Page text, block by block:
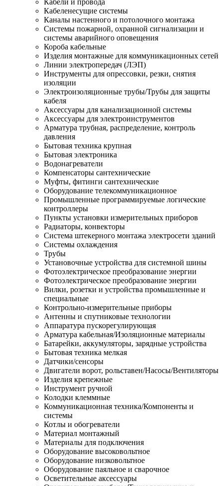
Кабеленесущие системы
Каналы настенного и потолочного монтажа
Системы пожарной, охранной сигнализации и
системы аварийного оповещения
Короба кабельные
Изделия монтажные для коммуникационных сетей
Линии электропередач (ЛЭП)
Инструменты для опрессовки, резки, снятия
изоляции
Электроизоляционные трубы/Трубы для защиты
кабеля
Аксессуары для канализационной системы
Аксессуары для электроинструментов
Арматура трубная, распределение, контроль
давления
Бытовая техника крупная
Бытовая электроника
Водонагреватели
Компенсаторы сантехнические
Муфты, фитинги сантехнические
Оборудование телекоммуникационное
Промышленные программируемые логические
контроллеры
Пункты установки измерительных приборов
Радиаторы, конвекторы
Система штекерного монтажа электросети зданий
Системы охлаждения
Трубы
Установочные устройства для системной шины
Фотоэлектрическое преобразование энергии
Фотоэлектрическое преобразование энергии
Вилки, розетки и устройства промышленные и
специальные
Контрольно-измерительные приборы
Антенны и спутниковые технологии
Аппаратура пускорегулирующая
Арматура кабельная/Изоляционные материалы
Батарейки, аккумуляторы, зарядные устройства
Бытовая техника мелкая
Датчики/сенсоры
Двигатели ворот, рольставен/Насосы/Вентиляторы
Изделия крепежные
Инструмент ручной
Колодки клеммные
Коммуникационная техника/Компоненты и
системы
Котлы и обогреватели
Материал монтажный
Материалы для подключения
Оборудование высоковольтное
Оборудование низковольтное
Оборудование паяльное и сварочное
Осветительные аксессуары